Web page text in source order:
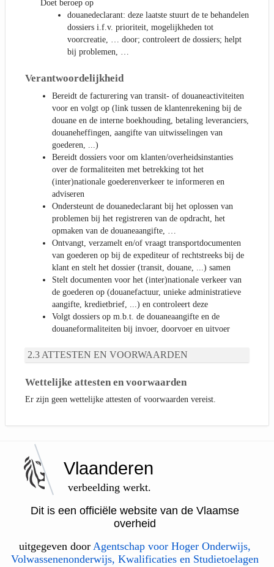
Doet beroep op
douanedeclarant: deze laatste stuurt de te behandelen
dossiers i.f.v. prioriteit, mogelijkheden tot
voorcreatie, … door; controleert de dossiers; helpt
bij problemen, …
Verantwoordelijkheid
Bereidt de facturering van transit- of douaneactiviteiten
voor en volgt op (link tussen de klantenrekening bij de
douane en de interne boekhouding, betaling leveranciers,
douaneheffingen, aangifte van uitwisselingen van
goederen, ...)
Bereidt dossiers voor om klanten/overheidsinstanties
over de formaliteiten met betrekking tot het
(inter)nationale goederenverkeer te informeren en
adviseren
Ondersteunt de douanedeclarant bij het oplossen van
problemen bij het registreren van de opdracht, het
opmaken van de douaneaangifte, …
Ontvangt, verzamelt en/of vraagt transportdocumenten
van goederen op bij de expediteur of rechtstreeks bij de
klant en stelt het dossier (transit, douane, ...) samen
Stelt documenten voor het (inter)nationale verkeer van
de goederen op (douanefactuur, unieke administratieve
aangifte, kredietbrief, ...) en controleert deze
Volgt dossiers op m.b.t. de douaneaangifte en de
douaneformaliteiten bij invoer, doorvoer en uitvoer
ATTESTEN EN VOORWAARDEN
Wettelijke attesten en voorwaarden
Er zijn geen wettelijke attesten of voorwaarden vereist.
Vlaanderen
verbeelding werkt.
Dit is een officiële website van de Vlaamse
overheid
uitgegeven door Agentschap voor Hoger Onderwijs,
Volwassenenonderwijs, Kwalificaties en Studietoelagen